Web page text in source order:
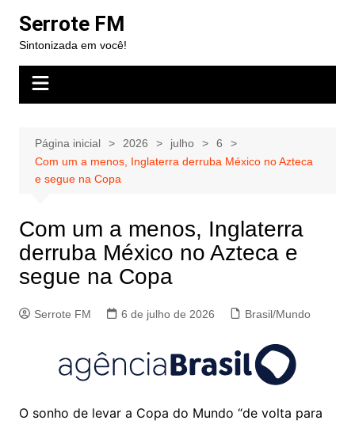
para
conteúdo
Serrote FM
Sintonizada em você!
Página inicial 2026 julho
6
Com um a menos, Inglaterra derruba México no Azteca
e segue na Copa
Com um a menos, Inglaterra
derruba México no Azteca e
segue na Copa
Serrote FM 6 de julho de 2026 Brasil/Mundo
O sonho de levar a Copa do Mundo “de volta para